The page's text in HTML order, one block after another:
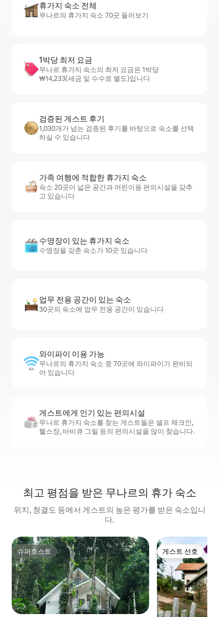
휴가지 숙소 전체
무나르의 휴가지 숙소 70곳 둘러보기
1박당 최저 요금
무나르 휴가지 숙소의 최저 요금은 1박당
₩14,233(세금 및 수수료 별도)입니다
검증된 게스트 후기
1,030개가 넘는 검증된 후기를 바탕으로 숙소를 선택
하실 수 있습니다
가족 여행에 적합한 휴가지 숙소
숙소 20곳이 넓은 공간과 어린이용 편의시설을 갖추
고 있습니다
수영장이 있는 휴가지 숙소
수영장을 갖춘 숙소가 10곳 있습니다
업무 전용 공간이 있는 숙소
30곳의 숙소에 업무 전용 공간이 있습니다
와이파이 이용 가능
무나르의 휴가지 숙소 중 70곳에 와이파이가 완비되
어 있습니다
게스트에게 인기 있는 편의시설
무나르 휴가지 숙소를 찾는 게스트들은 셀프 체크인,
헬스장, 바비큐 그릴 등의 편의시설을 많이 찾습니다.
최고 평점을 받은 무나르의 휴가 숙소
위치, 청결도 등에서 게스트의 높은 평가를 받은 숙소입니
다.
슈퍼호스트
슈퍼호스트 게스트 선호
게스트 선호